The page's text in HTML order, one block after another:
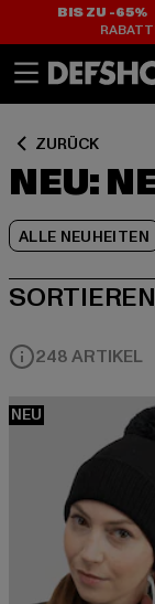
BIS ZU -65%
ZURÜCK
NEU:
ALLE NEUHEITEN
SORTIEREN
NEUESTE
248 ARTIKEL
NEU